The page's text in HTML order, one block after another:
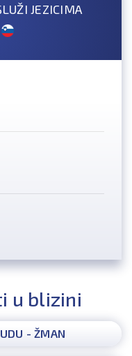
JEZICIMA
u blizini
- ŽMAN